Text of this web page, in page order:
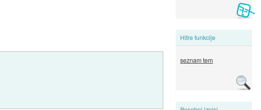
Hitre funkcije
seznam tem